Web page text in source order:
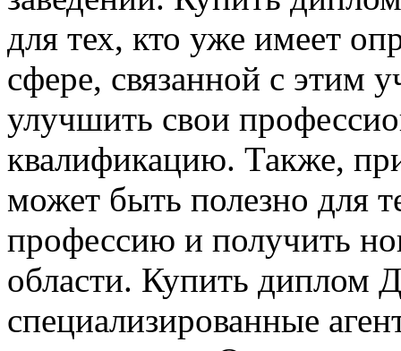
для тех, кто уже имеет
сфере, связанной с этим
улучшить свои
квалификацию. Также,
может быть полезно для
профессию и получить
области. Купить
специализированные